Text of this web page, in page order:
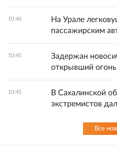
10:46
На Урале
пассажирским
10:45
Задержан
открывший
10:45
В Сахалинской
экстремистов
Все